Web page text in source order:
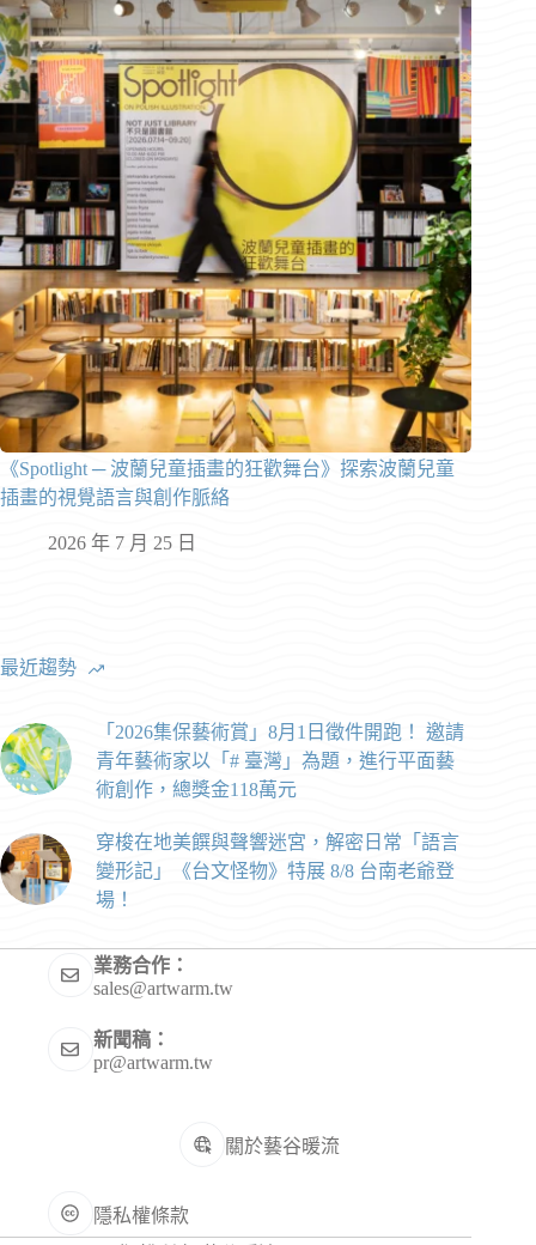
《Spotlight ─ 波蘭兒童插畫的狂歡舞台》探索波蘭兒童
插畫的視覺語言與創作脈絡
2026 年 7 月 25 日
最近趨勢
「2026集保藝術賞」8月1日徵件開跑！ 邀請
青年藝術家以「# 臺灣」為題，進行平面藝
術創作，總獎金118萬元
穿梭在地美饌與聲響迷宮，解密日常「語言
變形記」《台文怪物》特展 8/8 台南老爺登
場！
業務合作：
sales@artwarm.tw
新聞稿：
pr@artwarm.tw
關於藝谷暖流
隱私權條款